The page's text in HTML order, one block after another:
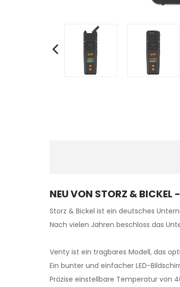
NEU VON STORZ & BICKEL
Storz & Bickel ist ein deutsches
Nach vielen Jahren beschloss das
Venty ist ein tragbares Modell, das
Ein bunter und einfacher LED-
Präzise einstellbare Temperatur von